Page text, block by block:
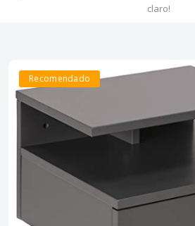
claro!
Recomendado